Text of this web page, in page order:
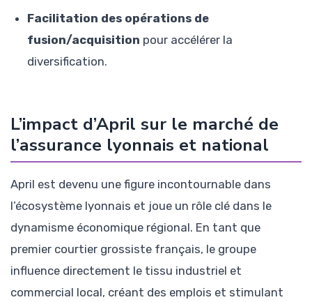
Facilitation des opérations de
fusion/acquisition pour accélérer la
diversification.
L’impact d’April sur le marché de
l’assurance lyonnais et national
April est devenu une figure incontournable dans
l’écosystème lyonnais et joue un rôle clé dans le
dynamisme économique régional. En tant que
premier courtier grossiste français, le groupe
influence directement le tissu industriel et
commercial local, créant des emplois et stimulant